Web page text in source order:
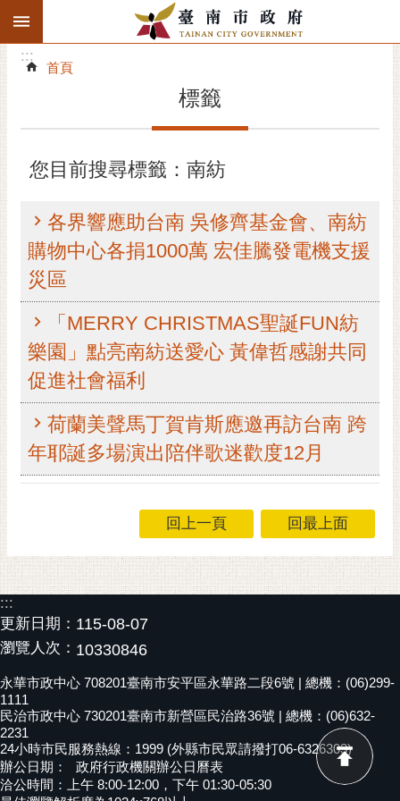
跳到主要內容區塊
搜
階
精彩府城
市府團隊
主題服務
市政資訊
市民互動
泉
桐
花
祭
網
站
導
覽
訂
:::
:::
首頁
標籤
您目前搜尋標籤：南紡
各界響應助台南 吳修齊基金會、南紡
購物中心各捐1000萬 宏佳騰發電機支援
災區
「MERRY CHRISTMAS聖誕FUN紡
樂園」點亮南紡送愛心 黃偉哲感謝共同
促進社會福利
荷蘭美聲馬丁賀肯斯應邀再訪台南 跨
年耶誕多場演出陪伴歌迷歡度12月
回上一頁 回最上面
:::
更新日期： 115-08-07
瀏覽人次： 10330846
永華市政中心 708201臺南市安平區永華路二段6號 | 總機：(06)299-
1111
民治市政中心 730201臺南市新營區民治路36號 | 總機：(06)632-
2231
24小時市民服務熱線：1999 (外縣市民眾請撥打06-6326303)
辦公日期：
政府行政機關辦公日曆表
洽公時間：上午 8:00-12:00，下午 01:30-05:30